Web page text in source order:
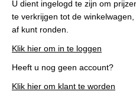
U dient ingelogd te zijn om
te verkrijgen tot de
af kunt ronden.
Klik hier om in te loggen
Heeft u nog geen account?
Klik hier om klant te worden